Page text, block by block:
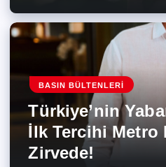
BASIN BÜLTENLERI
Türkiye’nin
İlk Tercihi Metro
Zirvede!